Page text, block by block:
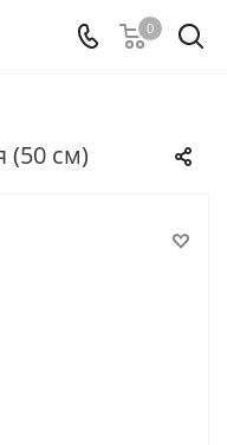
0
(50 см)